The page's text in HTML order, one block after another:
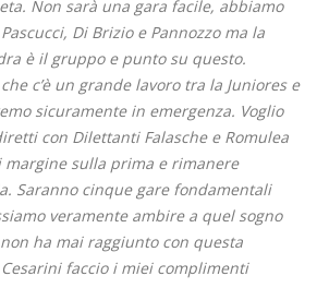
Non sarà una gara facile, abbiamo
Di Brizio e Pannozzo ma la
è il gruppo e punto su questo.
c’è un grande lavoro tra la Juniores e
sicuramente in emergenza. Voglio
con Dilettanti Falasche e Romulea
sulla prima e rimanere
Saranno cinque gare fondamentali
veramente ambire a quel sogno
ha mai raggiunto con questa
faccio i miei complimenti